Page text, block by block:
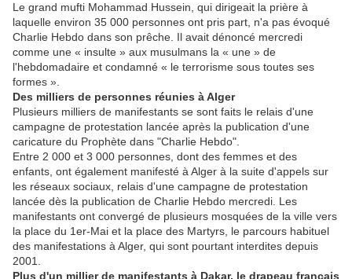
Le grand mufti Mohammad Hussein, qui dirigeait la prière à
laquelle environ 35 000 personnes ont pris part, n'a pas évoqué
Charlie Hebdo dans son prêche. Il avait dénoncé mercredi
comme une « insulte » aux musulmans la « une » de
l'hebdomadaire et condamné « le terrorisme sous toutes ses
formes ».
Des milliers de personnes réunies à Alger
Plusieurs milliers de manifestants se sont faits le relais d'une
campagne de protestation lancée après la publication d'une
caricature du Prophète dans "Charlie Hebdo".
Entre 2 000 et 3 000 personnes, dont des femmes et des
enfants, ont également manifesté à Alger à la suite d'appels sur
les réseaux sociaux, relais d'une campagne de protestation
lancée dès la publication de Charlie Hebdo mercredi. Les
manifestants ont convergé de plusieurs mosquées de la ville vers
la place du 1er-Mai et la place des Martyrs, le parcours habituel
des manifestations à Alger, qui sont pourtant interdites depuis
2001.
Plus d'un millier de manifestants à Dakar, le drapeau français